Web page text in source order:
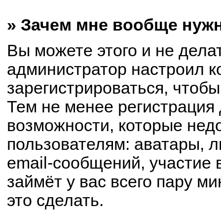
» Зачем мне вообще
Вы можете этого и не
администратор настроил
зарегистрироваться,
Тем не менее
возможности, которые
пользователям: аватары,
email-сообщений, участие
займёт у вас всего пару
это сделать.